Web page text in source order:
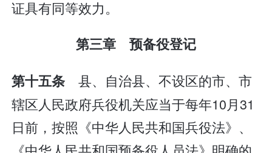
证具有同等效力。
第三章 预备役登记
第十五条县、自治县、不设区的市、市
辖区人民政府兵役机关应当于每年10月31
日前，按照《中华人民共和国兵役法》、